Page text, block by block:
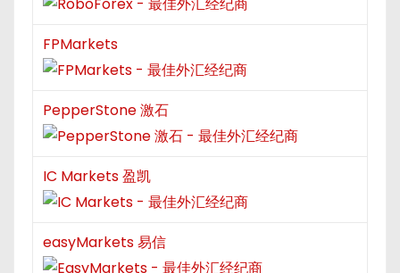
FPMarkets
PepperStone 激石
IC Markets 盈凯
easyMarkets 易信